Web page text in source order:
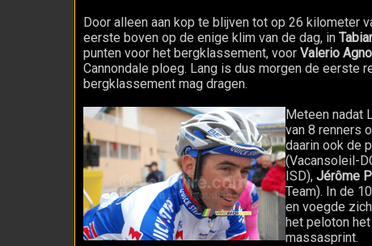
Door alleen aan kop te blijven tot op 26 kilometer
eerste boven op de enige klim van de dag, in
punten voor het bergklassement, voor Valerio
Cannondale ploeg. Lang is dus morgen de eerste
bergklassement mag dragen.
Meteen nadat
van 8 renners
daarin ook de
(Vacansoleil-
ISD), Jérôme
Team). In de
en voegde
het peloton
massasprint.